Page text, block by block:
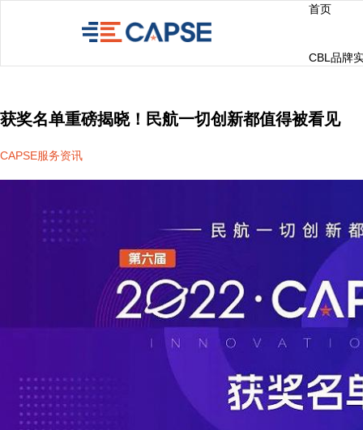
首页
CBL品牌
获奖名单重磅揭晓！民航一切创新都值得被看见
CAPSE服务资讯